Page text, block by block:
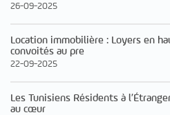
26-09-2025
Location immobilière : Loyers en
convoités au pre
22-09-2025
Les Tunisiens Résidents à
au cœur